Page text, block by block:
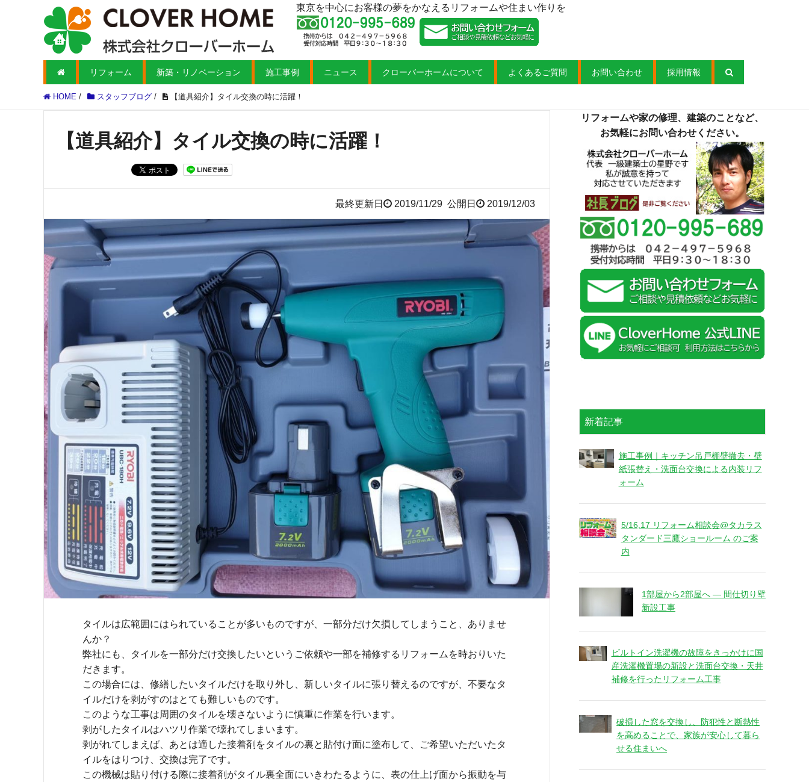
東京を中心にお客様の夢をかなえるリフォームや住まい作りを
リフォーム 新築・リノベーション 施工事例 ニュース クローバーホームについて よくあるご質問 お問い合わせ 採用情報
HOME / スタッフブログ / 【道具紹介】タイル交換の時に活躍！
【道具紹介】タイル交換の時に活躍！
最終更新日 2019/11/29 公開日 2019/12/03
タイルは広範囲にはられていることが多いものですが、一部分だけ欠損してしまうこと、ありませ
んか？
弊社にも、タイルを一部分だけ交換したいというご依頼や一部を補修するリフォームを時おりいた
だきます。
この場合には、修繕したいタイルだけを取り外し、新しいタイルに張り替えるのですが、不要なタ
イルだけを剥がすのはとても難しいものです。
このような工事は周囲のタイルを壊さないように慎重に作業を行います。
剥がしたタイルはハツリ作業で壊れてしまいます。
剥がれてしまえば、あとは適した接着剤をタイルの裏と貼付け面に塗布して、ご希望いただいたタ
イルをはりつけ、交換は完了です。
この機械は貼り付ける際に接着剤がタイル裏全面にいきわたるように、表の仕上げ面から振動を与
リフォームや家の修理、建築のことなど、
お気軽にお問い合わせください。
新着記事
施工事例｜キッチン吊戸棚壁撤去・壁
紙張替え・洗面台交換による内装リフ
ォーム
5/16,17 リフォーム相談会@タカラス
タンダード三鷹ショールーム のご案
内
1部屋から2部屋へ ― 間仕切り壁
新設工事
ビルトイン洗濯機の故障をきっかけに国
産洗濯機置場の新設と洗面台交換・天井
補修を行ったリフォーム工事
破損した窓を交換し、防犯性と断熱性
を高めることで、家族が安心して暮ら
せる住まいへ